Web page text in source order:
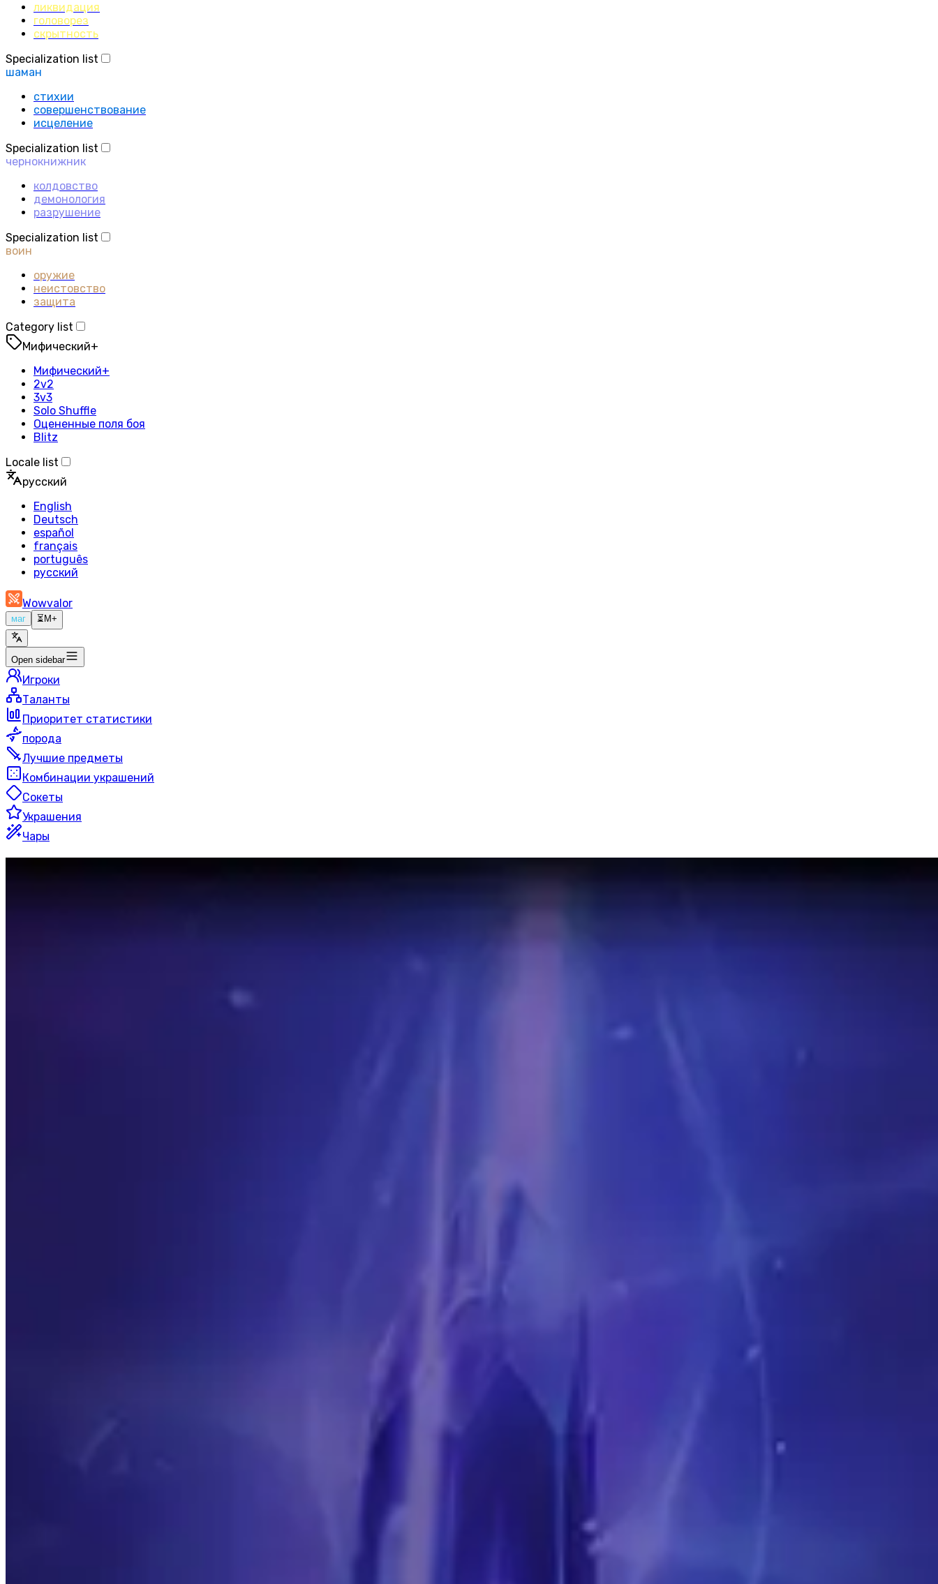
ликвидация
головорез
скрытность
Specialization list
шаман
стихии
совершенствование
исцеление
Specialization list
чернокнижник
колдовство
демонология
разрушение
Specialization list
воин
оружие
неистовство
защита
Category list
Мифический+
Мифический+
2v2
3v3
Solo Shuffle
Оцененные поля боя
Blitz
Locale list
русский
English
Deutsch
español
français
português
русский
Wowvalor
маг ⏳ M+
Open sidebar
Игроки
Таланты
Приоритет статистики
порода
Лучшие предметы
Комбинации украшений
Сокеты
Украшения
Чары
страницу в качестве начальной точки своего пути, и не бойтесь отходить от того, что представлено на этой странице!